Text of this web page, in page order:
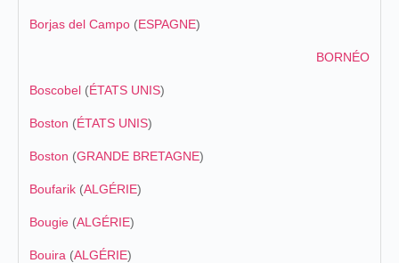
Borjas del Campo (ESPAGNE)
BORNÉO
Boscobel (ÉTATS UNIS)
Boston (ÉTATS UNIS)
Boston (GRANDE BRETAGNE)
Boufarik (ALGÉRIE)
Bougie (ALGÉRIE)
Bouira (ALGÉRIE)